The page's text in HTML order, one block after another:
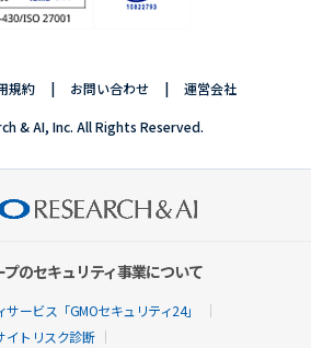
規約 お問い合わせ 運営会社
& AI, Inc. All Rights Reserved.
のセキュリティ事業について
ービス「GMOセキュリティ24」
イトリスク診断